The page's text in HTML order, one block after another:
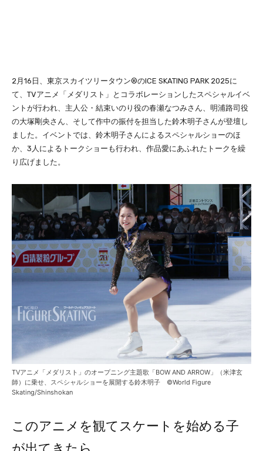
2月16日、東京スカイツリータウン®のICE SKATING PARK 2025に
て、TVアニメ「メダリスト」とコラボレーションしたスペシャルイベ
ントが行われ、主人公・結束いのり役の春瀬なつみさん、明浦路司役
の大塚剛央さん、そして作中の振付を担当した鈴木明子さんが登壇し
ました。イベントでは、鈴木明子さんによるスペシャルショーのほ
か、3人によるトークショーも行われ、作品愛にあふれたトークを繰
り広げました。
TVアニメ「メダリスト」のオープニング主題歌「BOW AND ARROW」（米津玄
師）に乗せ、スペシャルショーを展開する鈴木明子 ©World Figure
Skating/Shinshokan
このアニメを観てスケートを始める子